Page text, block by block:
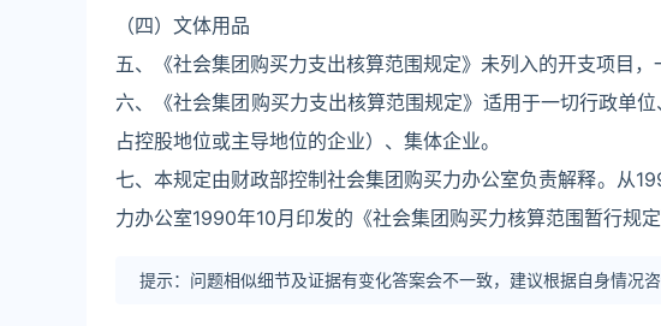
（四）文体用品
五、《社会集团购买力支出核算范围规定》未列入的开支项目，
六、《社会集团购买力支出核算范围规定》适用于一切行政单
占控股地位或主导地位的企业）、集体企业。
七、本规定由财政部控制社会集团购买力办公室负责解释。从
力办公室1990年10月印发的《社会集团购买力核算范围暂行规定
提示：问题相似细节及证据有变化答案会不一致，建议根据自身情况